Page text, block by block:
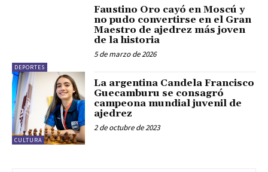
DEPORTES
Faustino Oro cayó en Moscú y
no pudo convertirse en el Gran
Maestro de ajedrez más joven
de la historia
5 de marzo de 2026
CULTURA
La argentina Candela Francisco
Guecamburu se consagró
campeona mundial juvenil de
ajedrez
2 de octubre de 2023